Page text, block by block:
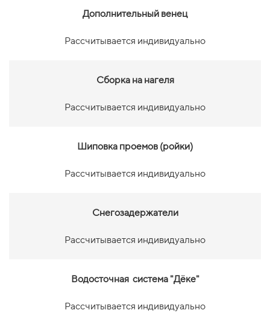
Дополнительный венец
Рассчитывается индивидуально
Сборка на нагеля
Рассчитывается индивидуально
Шиповка проемов (ройки)
Рассчитывается индивидуально
Снегозадержатели
Рассчитывается индивидуально
Водосточная система "Дёке"
Рассчитывается индивидуально